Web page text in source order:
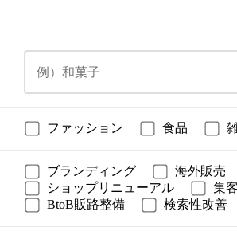
ファッション 食品
ブランディング 海外販売
ショップリニューアル
集客
BtoB販路整備
検索性改善